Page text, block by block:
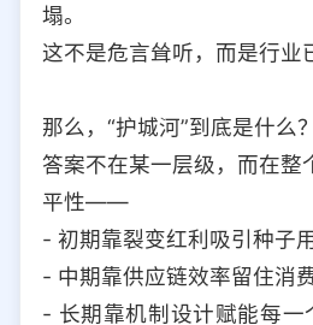
塌。
这不是危言耸听，而是行业
那么，“护城河”到底是什么？
答案不在某一层级，而在整
平性——
- 初期靠裂变红利吸引种子用
- 中期靠供应链效率留住消费
- 长期靠机制设计赋能每一